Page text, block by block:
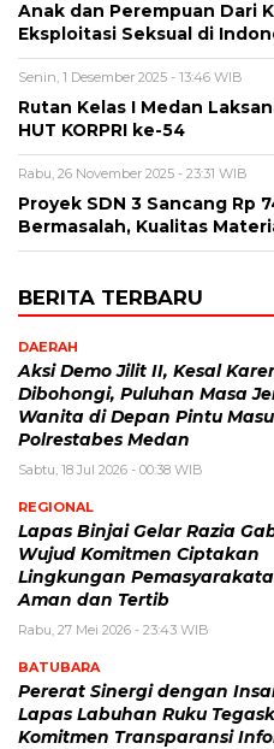
Anak dan Perempuan Dari
Eksploitasi Seksual di
Senin, 1 Desember 2025 - 13:46 WIB
Rutan Kelas I Medan
HUT KORPRI ke-54
Rabu, 26 November 2025 - 23:31 WIB
Proyek SDN 3 Sancang Rp
Bermasalah, Kualitas
BERITA TERBARU
DAERAH
Aksi Demo Jilit II, Kesal
Dibohongi, Puluhan Masa
Wanita di Depan Pintu
Polrestabes Medan
Sabtu, 18 Jul 2026 - 00:38 WIB
REGIONAL
Lapas Binjai Gelar Razia
Wujud Komitmen Ciptakan
Lingkungan
Aman dan Tertib
Rabu, 27 Mei 2026 - 23:43 WIB
BATUBARA
Pererat Sinergi dengan
Lapas Labuhan Ruku
Komitmen Transparansi